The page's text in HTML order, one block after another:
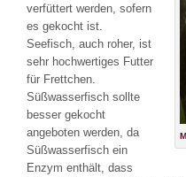
verfüttert werden, sofern
es gekocht ist.
Seefisch, auch roher, ist
sehr hochwertiges Futter
für Frettchen.
Süßwasserfisch sollte
besser gekocht
angeboten werden, da
Süßwasserfisch ein
Enzym enthält, dass